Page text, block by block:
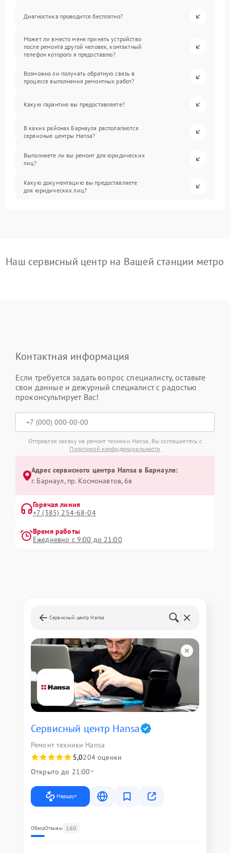
Диагностика проводится бесплатно?
Может ли вместо меня принять устройство
после ремонта другой человек, контактный
телефон которого я предоставлю?
Возможно ли получать обратную связь в
процессе выполнения ремонтных работ?
Какую гарантию вы предоставляете?
В каких районах Барнаула располагаются
сервисные центры Hansa?
Выполняете ли вы ремонт для юридических
лиц?
Какую документацию вы предоставляете
для юридических лиц?
Наш сервисный центр на Вашей станции метро
Контактная информация
Если требуется задать вопрос специалисту, оставьте
свои данные и дежурный специалист с радостью
проконсультирует Вас!
Отправляя заявку на ремонт техники Hansa, Вы соглашаетесь с
Политикой конфиденциальности
Адрес сервисного центра Hansa в Барнауле:
г. Барнаул, ​пр. Космонавтов, 6в
Горячая линия
+7 (385) 254-68-04
Время работы
Ежедневно с 9:00 до 21:00
Сервисный центр Hansa
Сервисный центр Hansa
Ремонт техники Hansa
5,0204 оценки
Открыто до 21:00
Маршрут
ОбзорОтзывы 160